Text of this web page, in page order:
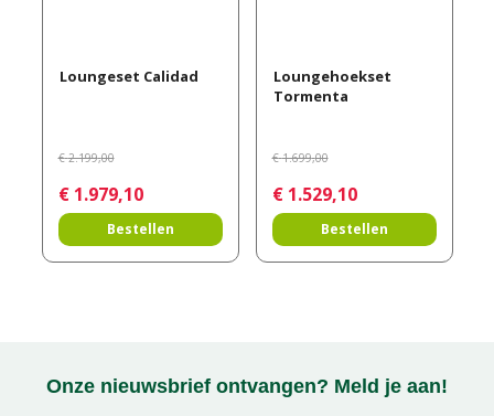
Loungeset Calidad
€ 2.199,00
€ 1.979,10
Bestellen
Loungehoekset
Tormenta
€ 1.699,00
€ 1.529,10
Bestellen
Onze nieuwsbrief ontvangen? Meld je aan!